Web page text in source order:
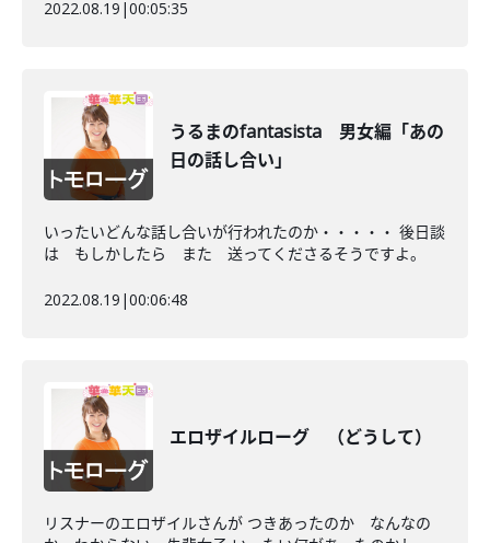
2022.08.19 |00:05:35
うるまのfantasista 男女編「あの
日の話し合い」
いったいどんな話し合いが行われたのか・・・・・ 後日談
は もしかしたら また 送ってくださるそうですよ。
2022.08.19 |00:06:48
エロザイルローグ （どうして）
リスナーのエロザイルさんが つきあったのか なんなの